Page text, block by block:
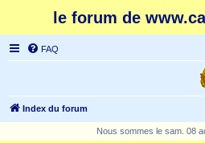
le forum de
FAQ
Index du forum
Nous sommes le sam. 08